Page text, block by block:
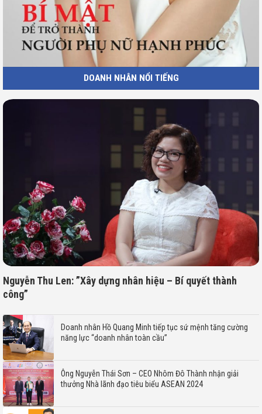
DOANH NHÂN NỔI TIẾNG
Nguyễn Thu Len: ”Xây dựng nhân hiệu – Bí quyết thành
công”
Doanh nhân Hồ Quang Minh tiếp tục sứ mệnh tăng cường
năng lực “doanh nhân toàn cầu”
Ông Nguyễn Thái Sơn – CEO Nhôm Đô Thành nhận giải
thưởng Nhà lãnh đạo tiêu biểu ASEAN 2024